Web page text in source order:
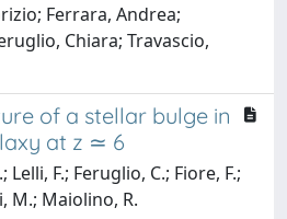
Ferrara, Andrea;
Chiara; Travascio,
of a stellar bulge in
at z ≃ 6
F.; Feruglio, C.; Fiore, F.;
M.; Maiolino, R.